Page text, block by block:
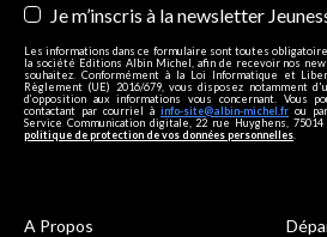
Je m’inscris à la newsletter
Les informations dans ce formulaire sont toutes
la société Editions Albin Michel, afin de recevoir nos
souhaitez. Conformément à la Loi Informatique et
Règlement (UE) 2016/679, vous disposez notamment
d’opposition aux informations vous concernant. Vous
contactant par courriel à info-site@albin-michel.fr ou
Service Communication digitale, 22 rue Huyghens, 75014
politique de protection de vos données personnelles
A Propos